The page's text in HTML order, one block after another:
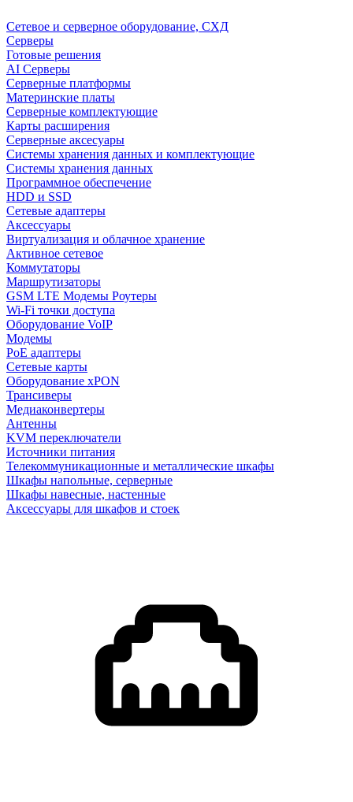
Сетевое и серверное оборудование, СХД
Cерверы
Готовые решения
AI Серверы
Серверные платформы
Материнские платы
Серверные комплектующие
Карты расширения
Серверные аксесуары
Системы хранения данных и комплектующие
Системы хранения данных
Программное обеспечение
HDD и SSD
Сетевые адаптеры
Аксессуары
Виртуализация и облачное хранение
Активное сетевое
Коммутаторы
Маршрутизаторы
GSM LTE Модемы Роутеры
Wi-Fi точки доступа
Оборудование VoIP
Модемы
PoE адаптеры
Сетевые карты
Оборудование xPON
Трансиверы
Медиаконвертеры
Антенны
KVM переключатели
Источники питания
Телекоммуникационные и металлические шкафы
Шкафы напольные, серверные
Шкафы навесные, настенные
Аксессуары для шкафов и стоек